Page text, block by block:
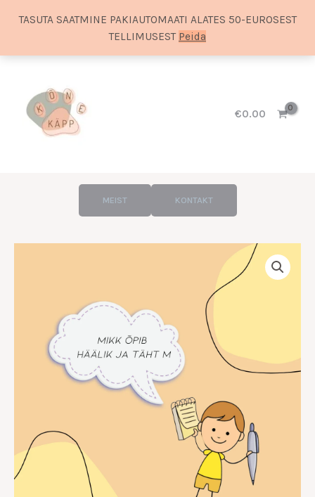
TASUTA SAATMINE PAKIAUTOMAATI ALATES 50-EUROSEST
TELLIMUSEST Peida
content
€0.00
MEIST KONTAKT